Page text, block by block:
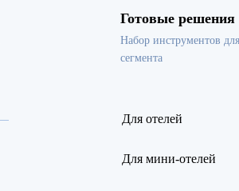
Готовые решения
Набор инструментов
сегмента
Для отелей
Для мини-отелей